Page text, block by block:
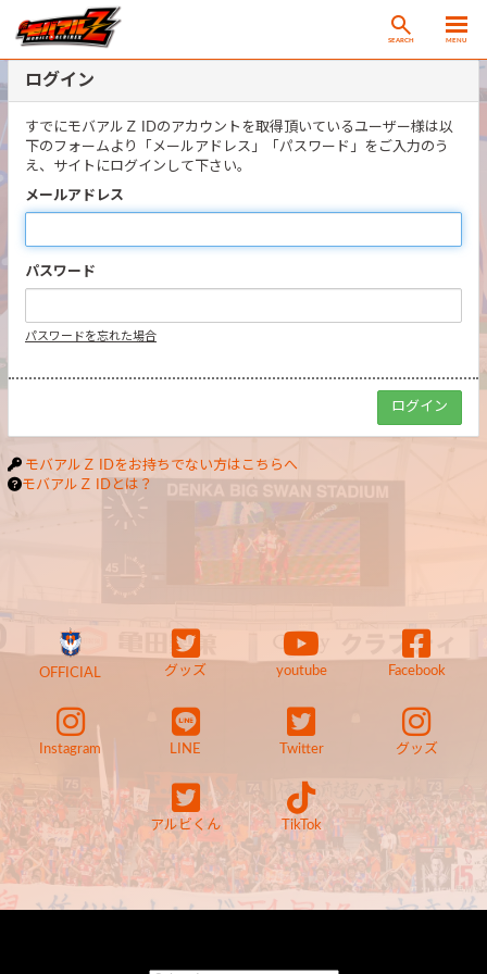
SEARCH MENU
ログイン
すでにモバアルＺ IDのアカウントを取得頂いているユーザー様は以
下のフォームより「メールアドレス」「パスワード」をご入力のう
え、サイトにログインして下さい。
メールアドレス
パスワード
パスワードを忘れた場合
モバアルＺ IDをお持ちでない方はこちらへ
モバアルＺ IDとは？
OFFICIAL グッズ youtube Facebook
Instagram LINE Twitter グッズ
アルビくん TikTok